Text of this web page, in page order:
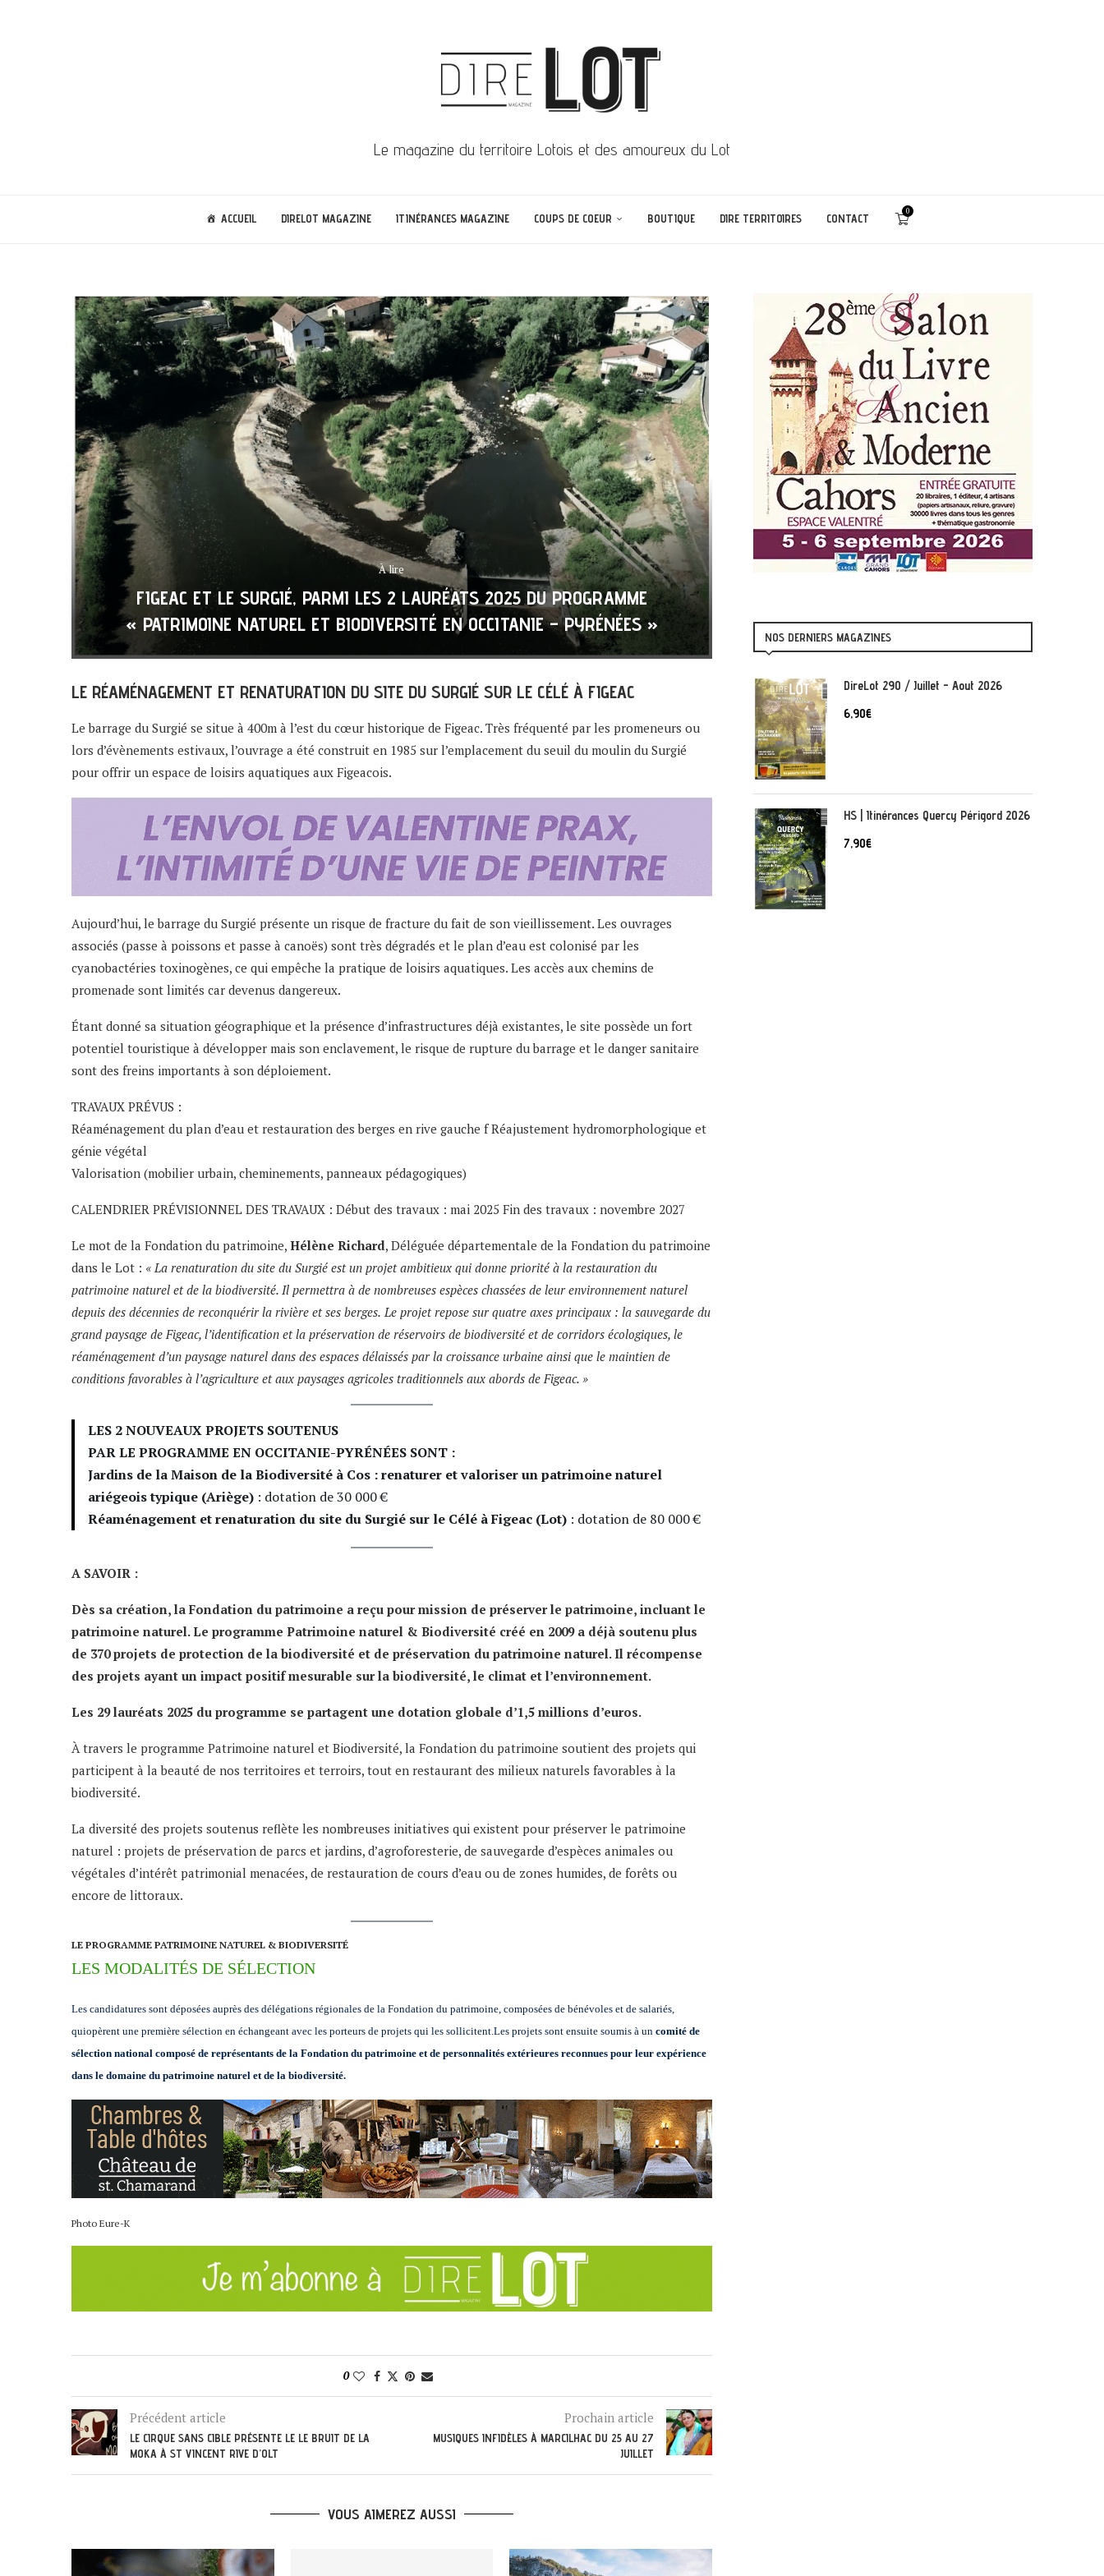
Le magazine du territoire Lotois et des amoureux du Lot
ACCUEIL DIRELOT MAGAZINE ITINÉRANCES MAGAZINE COUPS DE COEUR BOUTIQUE DIRE TERRITOIRES CONTACT
0
À lire
FIGEAC ET LE SURGIÉ, PARMI LES 2 LAURÉATS 2025 DU PROGRAMME
« PATRIMOINE NATUREL ET BIODIVERSITÉ EN OCCITANIE – PYRÉNÉES »
LE RÉAMÉNAGEMENT ET RENATURATION DU SITE DU SURGIÉ SUR LE CÉLÉ À FIGEAC
Le barrage du Surgié se situe à 400m à l’est du cœur historique de Figeac. Très fréquenté par les promeneurs ou
lors d’évènements estivaux, l’ouvrage a été construit en 1985 sur l’emplacement du seuil du moulin du Surgié
pour offrir un espace de loisirs aquatiques aux Figeacois.
Aujourd’hui, le barrage du Surgié présente un risque de fracture du fait de son vieillissement. Les ouvrages
associés (passe à poissons et passe à canoës) sont très dégradés et le plan d’eau est colonisé par les
cyanobactéries toxinogènes, ce qui empêche la pratique de loisirs aquatiques. Les accès aux chemins de
promenade sont limités car devenus dangereux.
Étant donné sa situation géographique et la présence d’infrastructures déjà existantes, le site possède un fort
potentiel touristique à développer mais son enclavement, le risque de rupture du barrage et le danger sanitaire
sont des freins importants à son déploiement.
TRAVAUX PRÉVUS :
Réaménagement du plan d’eau et restauration des berges en rive gauche f Réajustement hydromorphologique et
génie végétal
Valorisation (mobilier urbain, cheminements, panneaux pédagogiques)
CALENDRIER PRÉVISIONNEL DES TRAVAUX : Début des travaux : mai 2025 Fin des travaux : novembre 2027
Le mot de la Fondation du patrimoine, Hélène Richard, Déléguée départementale de la Fondation du patrimoine
dans le Lot : « La renaturation du site du Surgié est un projet ambitieux qui donne priorité à la restauration du
patrimoine naturel et de la biodiversité. Il permettra à de nombreuses espèces chassées de leur environnement naturel
depuis des décennies de reconquérir la rivière et ses berges. Le projet repose sur quatre axes principaux : la sauvegarde du
grand paysage de Figeac, l’identification et la préservation de réservoirs de biodiversité et de corridors écologiques, le
réaménagement d’un paysage naturel dans des espaces délaissés par la croissance urbaine ainsi que le maintien de
conditions favorables à l’agriculture et aux paysages agricoles traditionnels aux abords de Figeac. »
LES 2 NOUVEAUX PROJETS SOUTENUS
PAR LE PROGRAMME EN OCCITANIE-PYRÉNÉES SONT :
Jardins de la Maison de la Biodiversité à Cos : renaturer et valoriser un patrimoine naturel
ariégeois typique (Ariège) : dotation de 30 000 €
Réaménagement et renaturation du site du Surgié sur le Célé à Figeac (Lot) : dotation de 80 000 €
A SAVOIR :
Dès sa création, la Fondation du patrimoine a reçu pour mission de préserver le patrimoine, incluant le
patrimoine naturel. Le programme Patrimoine naturel & Biodiversité créé en 2009 a déjà soutenu plus
de 370 projets de protection de la biodiversité et de préservation du patrimoine naturel. Il récompense
des projets ayant un impact positif mesurable sur la biodiversité, le climat et l’environnement.
Les 29 lauréats 2025 du programme se partagent une dotation globale d’1,5 millions d’euros.
À travers le programme Patrimoine naturel et Biodiversité, la Fondation du patrimoine soutient des projets qui
participent à la beauté de nos territoires et terroirs, tout en restaurant des milieux naturels favorables à la
biodiversité.
La diversité des projets soutenus reflète les nombreuses initiatives qui existent pour préserver le patrimoine
naturel : projets de préservation de parcs et jardins, d’agroforesterie, de sauvegarde d’espèces animales ou
végétales d’intérêt patrimonial menacées, de restauration de cours d’eau ou de zones humides, de forêts ou
encore de littoraux.
LE PROGRAMME PATRIMOINE NATUREL & BIODIVERSITÉ
LES MODALITÉS DE SÉLECTION
Les candidatures sont déposées auprès des délégations régionales de la Fondation du patrimoine, composées de bénévoles et de salariés,
quiopèrent une première sélection en échangeant avec les porteurs de projets qui les sollicitent.Les projets sont ensuite soumis à un comité de
sélection national composé de représentants de la Fondation du patrimoine et de personnalités extérieures reconnues pour leur expérience
dans le domaine du patrimoine naturel et de la biodiversité.
Photo Eure-K
0
Précédent article
LE CIRQUE SANS CIBLE PRÉSENTE LE LE BRUIT DE LA
MOKA À ST VINCENT RIVE D’OLT
Prochain article
MUSIQUES INFIDÈLES À MARCILHAC DU 25 AU 27
JUILLET
VOUS AIMEREZ AUSSI
NOS DERNIERS MAGAZINES
DireLot 290 / Juillet - Aout 2026
6,90€
HS | Itinérances Quercy Périgord 2026
7,90€